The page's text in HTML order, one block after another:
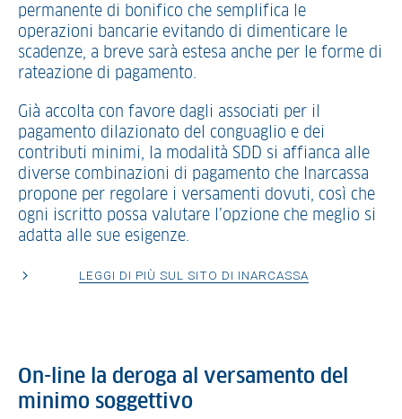
permanente di bonifico che semplifica le
operazioni bancarie evitando di dimenticare le
scadenze, a breve sarà estesa anche per le forme di
rateazione di pagamento.
Già accolta con favore dagli associati per il
pagamento dilazionato del conguaglio e dei
contributi minimi, la modalità SDD si affianca alle
diverse combinazioni di pagamento che Inarcassa
propone per regolare i versamenti dovuti, così che
ogni iscritto possa valutare l’opzione che meglio si
adatta alle sue esigenze.
LEGGI DI PIÙ SUL SITO DI INARCASSA
On-line la deroga al versamento del
minimo soggettivo